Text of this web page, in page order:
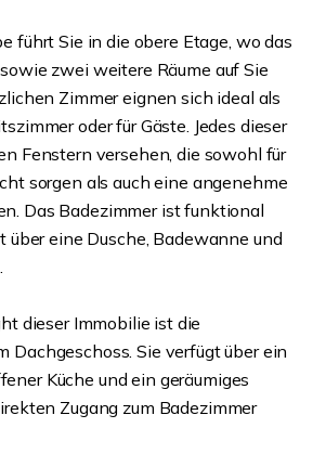
führt Sie in die obere Etage, wo das
zwei weitere Räume auf Sie
Zimmer eignen sich ideal als
oder für Gäste. Jedes dieser
Fenstern versehen, die sowohl für
sorgen als auch eine angenehme
Das Badezimmer ist funktional
über eine Dusche, Badewanne und
dieser Immobilie ist die
Dachgeschoss. Sie verfügt über ein
Küche und ein geräumiges
Zugang zum Badezimmer